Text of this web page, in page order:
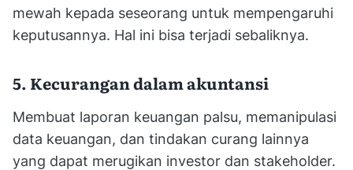
mewah kepada seseorang untuk mempengaruhi
keputusannya. Hal ini bisa terjadi sebaliknya.
5. Kecurangan dalam akuntansi
Membuat laporan keuangan palsu, memanipulasi
data keuangan, dan tindakan curang lainnya
yang dapat merugikan investor dan stakeholder.